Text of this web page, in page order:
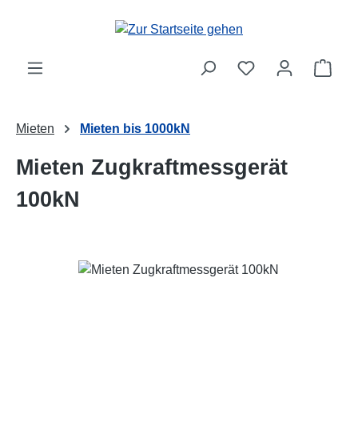
Zum Hauptinhalt springen
Mieten Mieten bis 1000kN
Mieten Zugkraftmessgerät
100kN
Bildergalerie überspringen